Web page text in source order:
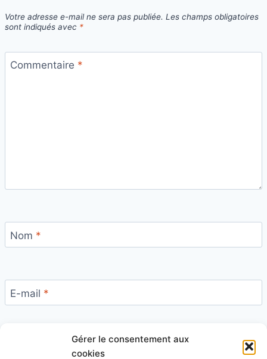
Gérer le consentement aux
cookies
Votre adresse e-mail ne sera pas publiée. Les champs obligatoires
sont indiqués avec *
Commentaire *
Nom *
E-mail *